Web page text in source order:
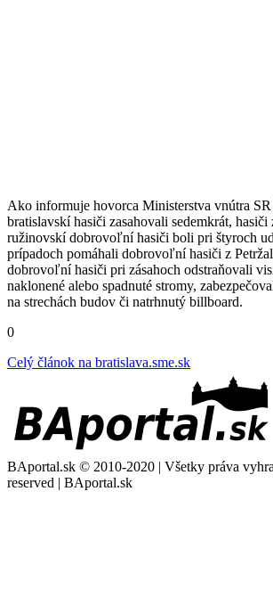
Ako informuje hovorca Ministerstva vnútra
bratislavskí hasiči zasahovali sedemkrát, hasiči
ružinovskí dobrovoľní hasiči boli pri štyroch
prípadoch pomáhali dobrovoľní hasiči z
dobrovoľní hasiči pri zásahoch odstraňovali
naklonené alebo spadnuté stromy,
na strechách budov či natrhnutý billboard.
0
Celý článok na bratislava.sme.sk
BAportal.sk © 2010-2020 | Všetky práva
reserved | BAportal.sk